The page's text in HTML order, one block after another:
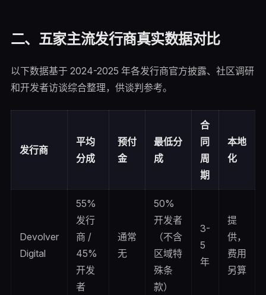
二、五家主流发行商真实数据对比
以下数据基于 2024-2025 年各发行商官方披露、社区调研
和开发者访谈综合整理，供谈判参考。
发行商
平均
分成
预付
金
最低分
成
合
同
周
期
本地
化
Devolver
Digital
55%
发行
商 /
45%
开发
者
通常
无
50%
开发者
（不含
区域特
殊条
款）
3-
5
年
提
供，
费用
另算